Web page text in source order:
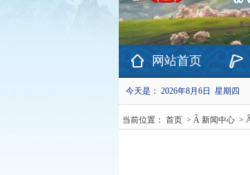
网站首页
今天是： 2026年8月6日 星期四
当前位置： 首页 > Â 新闻中心 >